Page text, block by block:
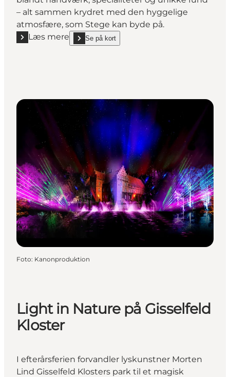
– alt sammen krydret med den hyggelige
atmosfære, som Stege kan byde på.
Læs mere
Læs mere "Tirsdagsmarked Stege"
Se på kort
show Tirsdagsmarked Stege on_map
Foto: Kanonproduktion
Light in Nature på Gisselfeld
Kloster
I efterårsferien forvandler lyskunstner Morten
Lind Gisselfeld Klosters park til et magisk